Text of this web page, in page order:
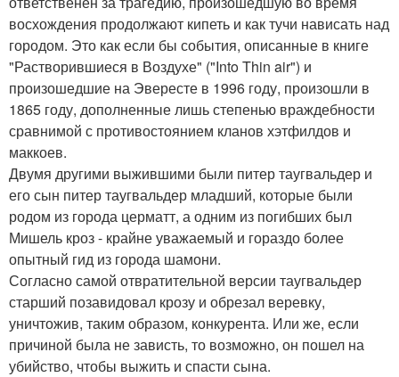
восхождения продолжают кипеть и как тучи нависать над
городом. Это как если бы события, описанные в книге
"Растворившиеся в Воздухе" ("Into Thin air") и
произошедшие на Эвересте в 1996 году, произошли в
1865 году, дополненные лишь степенью враждебности
сравнимой с противостоянием кланов хэтфилдов и
маккоев.
Двумя другими выжившими были питер таугвальдер и
его сын питер таугвальдер младший, которые были
родом из города церматт, а одним из погибших был
Мишель кроз - крайне уважаемый и гораздо более
опытный гид из города шамони.
Согласно самой отвратительной версии таугвальдер
старший позавидовал крозу и обрезал веревку,
уничтожив, таким образом, конкурента. Или же, если
причиной была не зависть, то возможно, он пошел на
убийство, чтобы выжить и спасти сына.